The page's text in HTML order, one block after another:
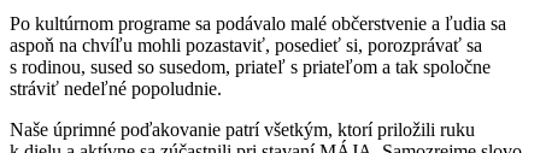
Po kultúrnom programe sa podávalo malé občerstvenie a ľudia sa
aspoň na chvíľu mohli pozastaviť, posedieť si, porozprávať sa
s rodinou, sused so susedom, priateľ s priateľom a tak spoločne
stráviť nedeľné popoludnie.
Naše úprimné poďakovanie patrí všetkým, ktorí priložili ruku